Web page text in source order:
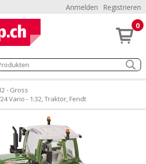
Anmelden Registrieren
0
- Gross
Vario - 1:32, Traktor, Fendt